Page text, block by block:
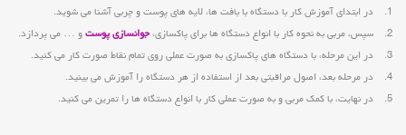
1. در ابتدای آموزش کار با دستگاه با بافت ها، لایه های پوست و چربی آشنا می شوید.
2. سپس، مربی به نحوه کار با انواع دستگاه ها برای پاکسازی،
جوانسازی پوستو … می پردازد.
3. در این مرحله، با دستگاه های پاکسازی به صورت عملی روی تمام نقاط صورت کار می کنید.
4. در مرحله بعد، اصول مراقبتی بعد از استفاده از هر دستگاه را آموزش می بینید.
5. در نهایت، با کمک مربی و به صورت عملی کار با انواع دستگاه ها را تمرین می کنید.